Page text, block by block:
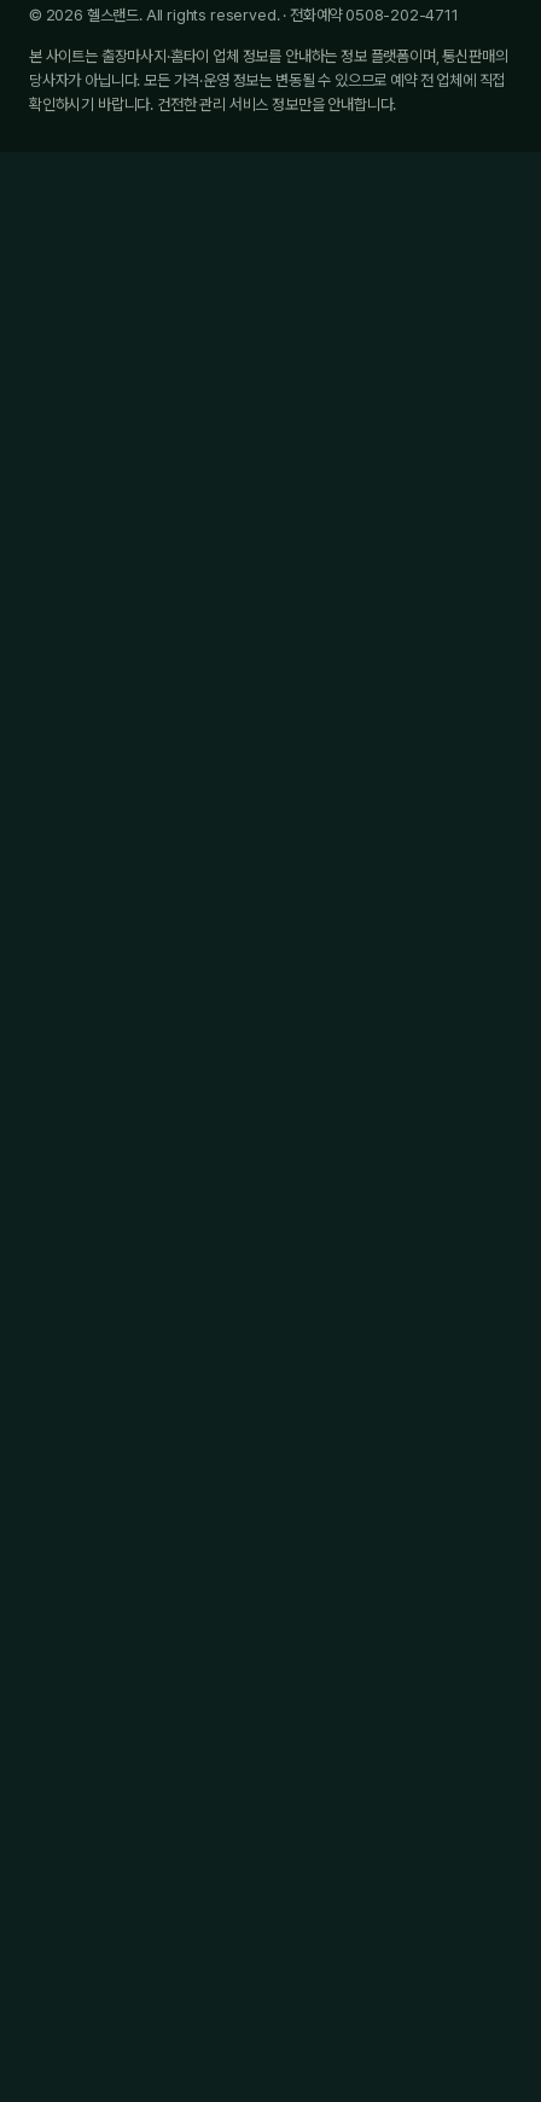
© 2026 헬스랜드. All rights reserved. · 전화예약 0508-202-4711
본 사이트는 출장마사지·홈타이 업체 정보를 안내하는 정보 플랫폼이며, 통신판매의
당사자가 아닙니다. 모든 가격·운영 정보는 변동될 수 있으므로 예약 전 업체에 직접
확인하시기 바랍니다. 건전한 관리 서비스 정보만을 안내합니다.